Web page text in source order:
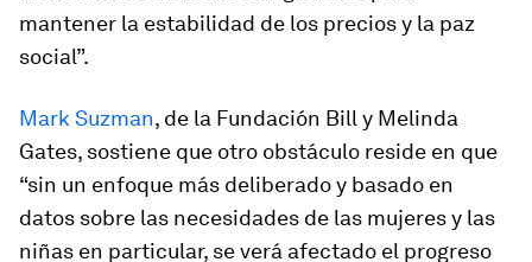
mantener la estabilidad de los precios y la paz
social”.
Mark Suzman, de la Fundación Bill y Melinda
Gates, sostiene que otro obstáculo reside en que
“sin un enfoque más deliberado y basado en
datos sobre las necesidades de las mujeres y las
niñas en particular, se verá afectado el progreso